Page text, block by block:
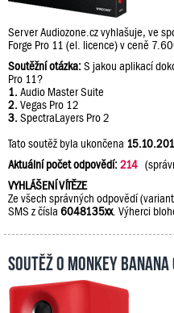
Server Audiozone.cz vyhlašuje, ve
Forge Pro 11 (el. licence) v ceně
Soutěžní otázka:S jakou aplikací
Pro 11?
1.Audio Master Suite
2.Vegas Pro 12
3.SpectraLayers Pro 2
Tato soutěž byla ukončena
Aktuální počet odpovědí:214
VYHLÁŠENÍ VÍTĚZE
Ze všech správných odpovědí
SMS z čísla 6048135xx. Výherci
Soutěž o Monkey Banana